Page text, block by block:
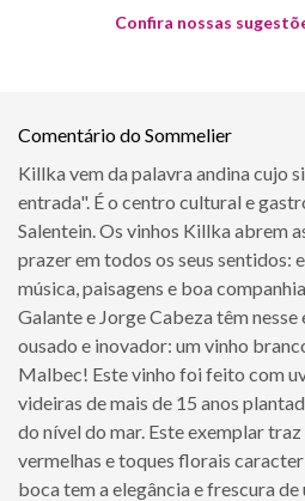
Confira nossas
Comentário do Sommelier
Killka vem da palavra andina cujo
entrada". É o centro cultural e
Salentein. Os vinhos Killka abrem
prazer em todos os seus sentidos:
música, paisagens e boa
Galante e Jorge Cabeza têm
ousado e inovador: um vinho
Malbec! Este vinho foi feito com
videiras de mais de 15 anos
do nível do mar. Este exemplar
vermelhas e toques florais
boca tem a elegância e frescura